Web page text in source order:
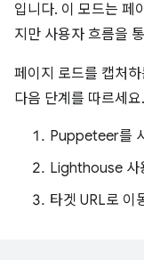
입니다. 이 모드는 페
지만 사용자 흐름을
페이지 로드를 캡처
다음 단계를 따르세요.
Puppeteer를
Lighthouse 사
타겟 URL로 이